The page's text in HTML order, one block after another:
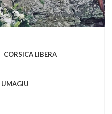
CORSICA LIBERA
UMAGIU